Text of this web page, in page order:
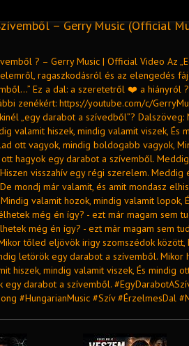
– Gerry Music (Official
? – Gerry Music | Official Video Az
ragaszkodásról és az elengedés
Ez a dal: a szeretetről ❤️ a hiányról
zenékért: https://youtube.com/c/
„egy darabot a szívedből”?
valamit hiszek, mindig valamit viszek, És
ott vagyok, mindig boldogabb vagyok,
ott hagyok egy darabot a szívemből.
visszahív egy régi szerelem.
mondj már valamit, és amit mondasz
valamit hozok, mindig valamit lopok,
még én így? - ezt már magam sem
még én így? - ezt már magam sem
tőled eljövök irigy szomszédok között,
letörök egy darabot a szívemből.
hiszek, mindig valamit viszek, És mindig
egy darabot a szívemből.
#HungarianMusic #Szív #ÉrzelmesDal